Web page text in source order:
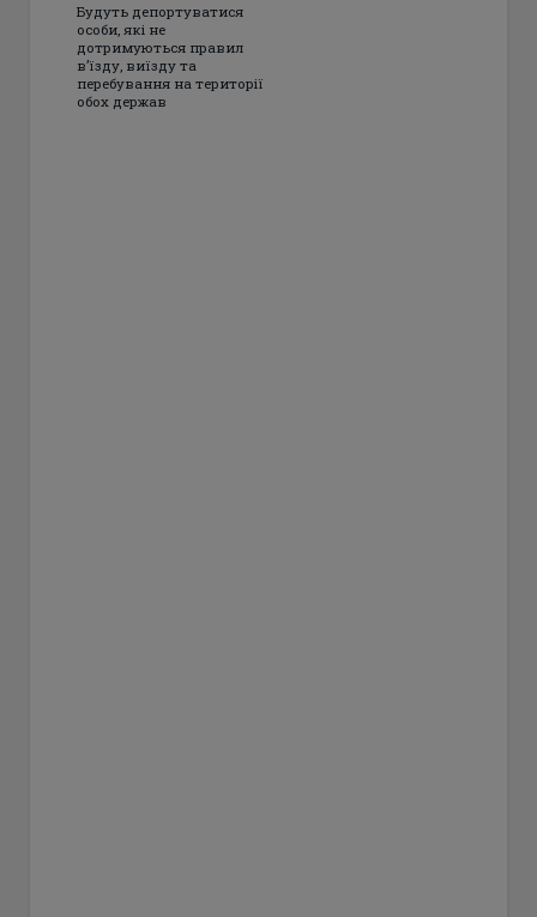
Будуть депортуватися
особи, які не
дотримуються правил
в’їзду, виїзду та
перебування на території
обох держав